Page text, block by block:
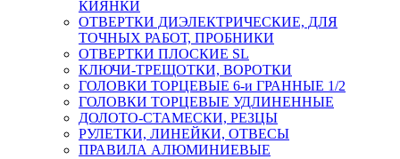
КИЯНКИ
ОТВЕРТКИ ДИЭЛЕКТРИЧЕСКИЕ, ДЛЯ
ТОЧНЫХ РАБОТ, ПРОБНИКИ
ОТВЕРТКИ ПЛОСКИЕ SL
КЛЮЧИ-ТРЕЩОТКИ, ВОРОТКИ
ГОЛОВКИ ТОРЦЕВЫЕ 6-и ГРАННЫЕ 1/2
ГОЛОВКИ ТОРЦЕВЫЕ УДЛИНЕННЫЕ
ДОЛОТО-СТАМЕСКИ, РЕЗЦЫ
РУЛЕТКИ, ЛИНЕЙКИ, ОТВЕСЫ
ПРАВИЛА АЛЮМИНИЕВЫЕ